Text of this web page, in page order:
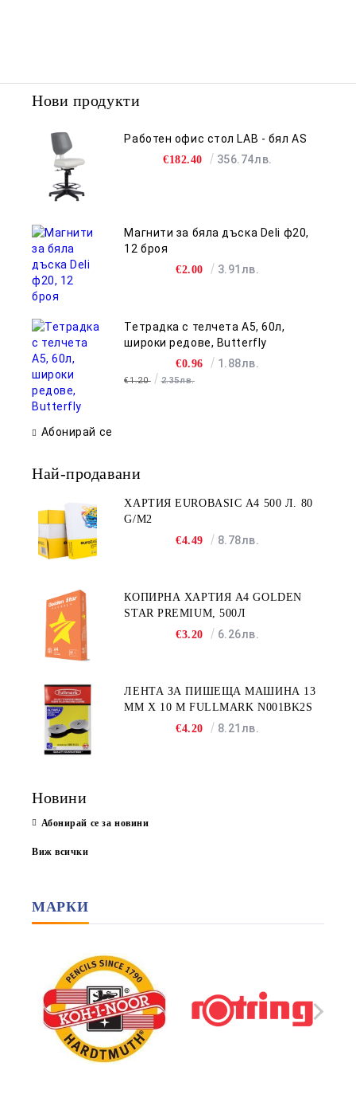
Нови продукти
Работен офис стол LAB - бял AS
€182.40 356.74лв.
Магнити за бяла дъска Deli ф20,
12 броя
€2.00 3.91лв.
Тетрадка с телчета А5, 60л,
широки редове, Butterfly
€0.96 1.88лв.
€1.20 2.35лв.
Абонирай се
Най-продавани
ХАРТИЯ EUROBASIC А4 500 Л. 80
G/M2
€4.49
8.78лв.
КОПИРНА ХАРТИЯ A4 GOLDEN
STAR PREMIUM, 500Л
€3.20
6.26лв.
ЛЕНТА ЗА ПИШЕЩА МАШИНА 13
MM X 10 M FULLMARK N001BK2S
€4.20
8.21лв.
Новини
Абонирай се за новини
Виж всички
МАРКИ